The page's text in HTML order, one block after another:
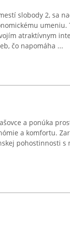
slobody 2, sa
umeniu.
atraktívnym
čo napomáha ...
a ponúka
a komfortu.
pohostinnosti